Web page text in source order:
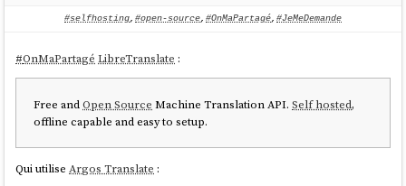
#selfhosting, #open-source, #OnMaPartagé, #JeMeDemande
#OnMaPartagé LibreTranslate :
Free andOpen Source Machine Translation API.Self hosted,
offline capable and easy to setup.
Qui utiliseArgos Translate :